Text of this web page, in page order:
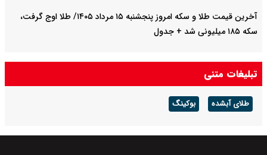
آخرین قیمت طلا و سکه امروز پنجشنبه ۱۵ مرداد ۱۴۰۵/ طلا اوج گرفت،
سکه ۱۸۵ میلیونی شد + جدول
تبلیغات متنی
طلای آبشده بوکینگ